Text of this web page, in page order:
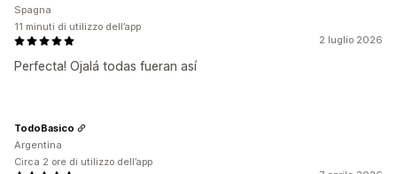
2 luglio 2026
Perfecta! Ojalá todas fueran así
Spagna
11 minuti di utilizzo dell’app
TodoBasico
Argentina
Circa 2 ore di utilizzo dell’app